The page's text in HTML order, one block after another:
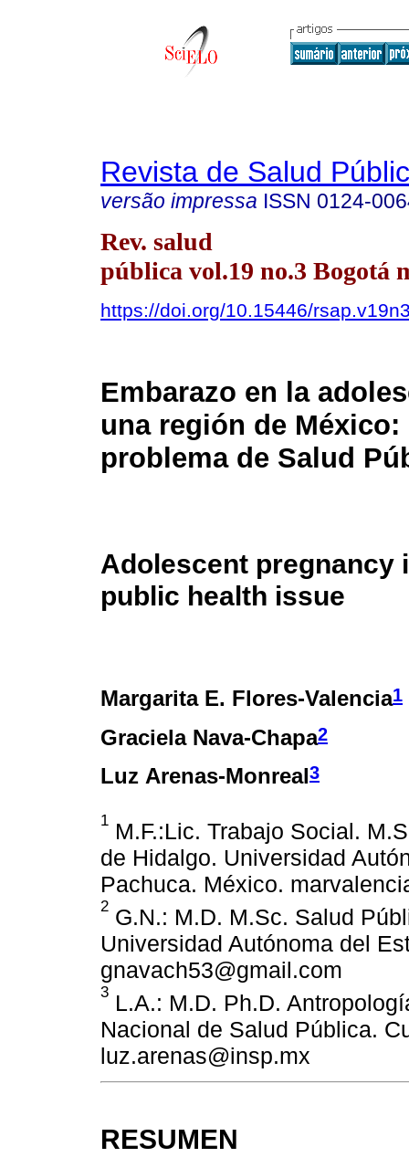
Revista de Salud
versão impressa ISSN 0124-
Rev. salud
pública vol.19 no.3 Bogotá
https://doi.org/10.15446/
Embarazo en la
una región de México:
problema de Salud
Adolescent pregnancy
public health issue
Margarita E. Flores-Valencia1
Graciela Nava-Chapa2
Luz Arenas-Monreal3
1 M.F.:Lic. Trabajo Social.
de Hidalgo. Universidad
Pachuca. México.
2 G.N.: M.D. M.Sc. Salud
Universidad Autónoma del
gnavach53@gmail.com
3 L.A.: M.D. Ph.D.
Nacional de Salud Pública.
luz.arenas@insp.mx
RESUMEN